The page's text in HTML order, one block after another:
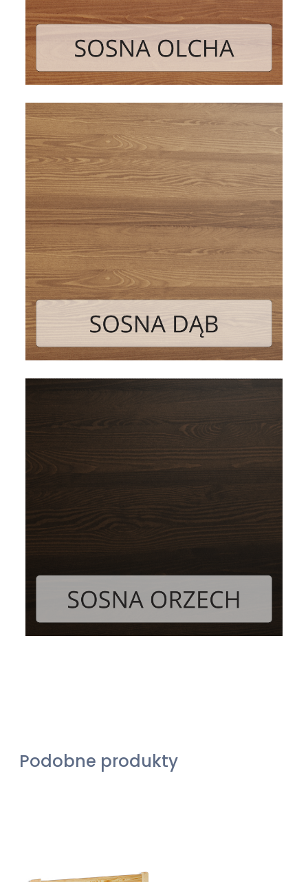
Podobne produkty